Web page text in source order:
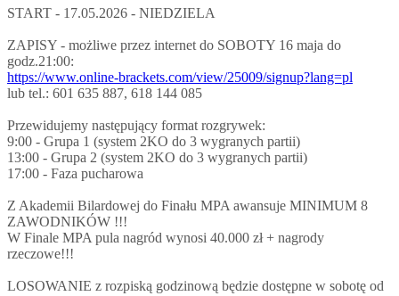
START - 17.05.2026 - NIEDZIELA
ZAPISY - możliwe przez internet do SOBOTY 16 maja do
godz.21:00:
https://www.online-brackets.com/view/25009/signup?lang=pl
lub tel.: 601 635 887, 618 144 085
Przewidujemy następujący format rozgrywek:
9:00 - Grupa 1 (system 2KO do 3 wygranych partii)
13:00 - Grupa 2 (system 2KO do 3 wygranych partii)
17:00 - Faza pucharowa
Z Akademii Bilardowej do Finału MPA awansuje MINIMUM 8
ZAWODNIKÓW !!!
W Finale MPA pula nagród wynosi 40.000 zł + nagrody
rzeczowe!!!
LOSOWANIE z rozpiską godzinową będzie dostępne w sobotę od